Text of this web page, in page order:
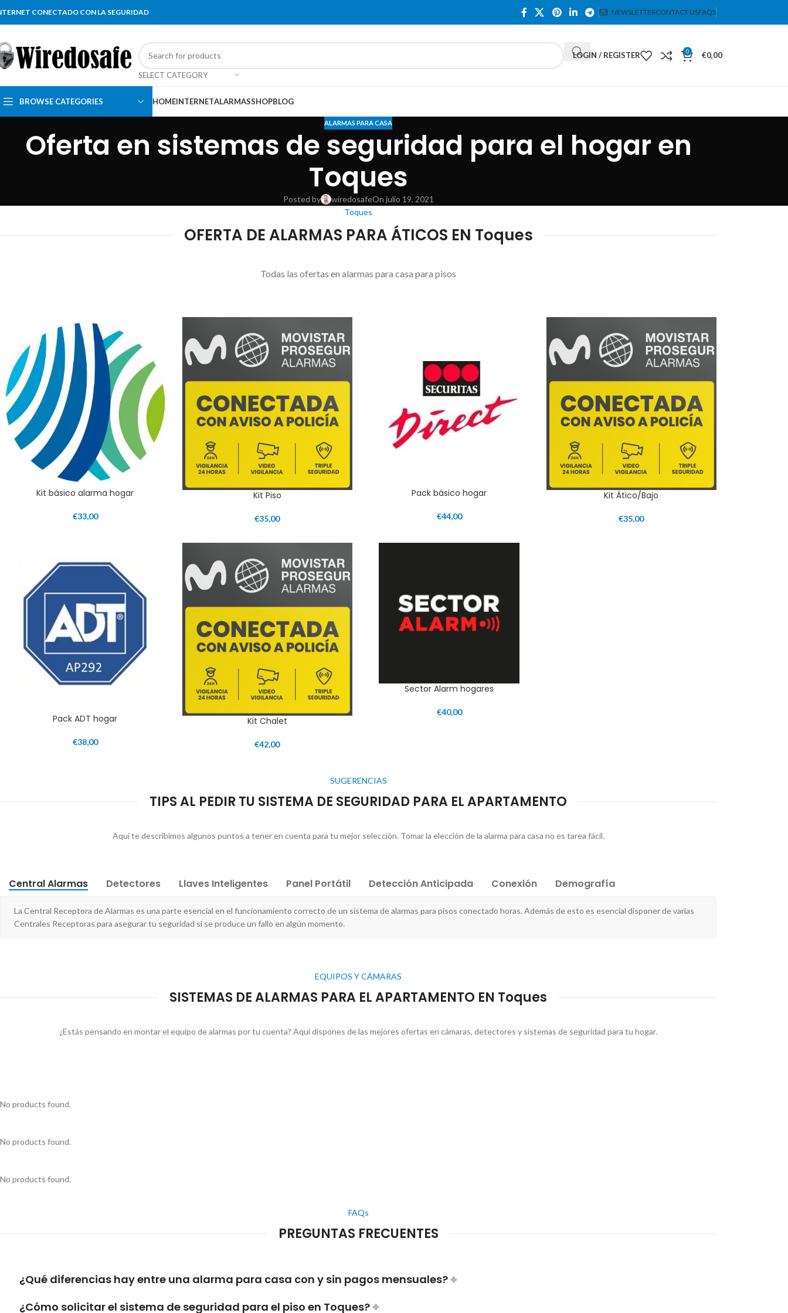
CONECTADO CON LA SEGURIDAD NEWSLETTERCONTACT USFAQS
SELECT CATEGORY
LOGIN / REGISTER 0 €0,00
BROWSE CATEGORIES HOMEINTERNETALARMASSHOPBLOG
ALARMAS PARA CASA
Oferta en sistemas de seguridad para el hogar en
Toques
Posted by wiredosafeOn julio 19, 2021
Toques
OFERTA DE ALARMAS PARA ÁTICOS EN Toques
Todas las ofertas en alarmas para casa para pisos
Kit básico alarma hogar
€33,00
Kit Piso
€35,00
Pack básico hogar
€44,00
Kit Ático/Bajo
€35,00
Pack ADT hogar
€38,00
Kit Chalet
€42,00
Sector Alarm hogares
€40,00
SUGERENCIAS
TIPS AL PEDIR TU SISTEMA DE SEGURIDAD PARA EL APARTAMENTO
Aquí te describimos algunos puntos a tener en cuenta para tu mejor selección. Tomar la elección de la alarma para casa no es tarea fácil.
Central Alarmas Detectores Llaves Inteligentes Panel Portátil Detección Anticipada Conexión Demografía
La Central Receptora de Alarmas es una parte esencial en el funcionamiento correcto de un sistema de alarmas para pisos conectado horas. Además de esto es esencial disponer de varias
Centrales Receptoras para asegurar tu seguridad si se produce un fallo en algún momento.
EQUIPOS Y CÁMARAS
SISTEMAS DE ALARMAS PARA EL APARTAMENTO EN Toques
¿Estás pensando en montar el equipo de alarmas por tu cuenta? Aquí dispones de las mejores ofertas en cámaras, detectores y sistemas de seguridad para tu hogar.
No products found.
No products found.
No products found.
FAQs
PREGUNTAS FRECUENTES
¿Qué diferencias hay entre una alarma para casa con y sin pagos mensuales?
¿Cómo solicitar el sistema de seguridad para el piso en Toques?